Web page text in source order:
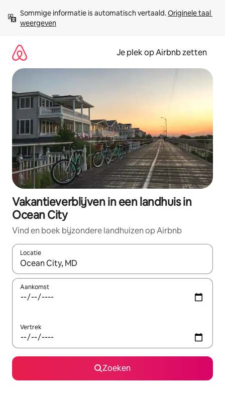
direct
naar
Sommige informatie is automatisch vertaald. Originele taal
weergeven
Je plek op Airbnb zetten
Vakantieverblijven in een landhuis in
Ocean City
Vind en boek bijzondere landhuizen op Airbnb
Locatie
Wanneer er resultaten beschikbaar zijn, maak je een keuze
Aankomst
Vertrek
Zoeken